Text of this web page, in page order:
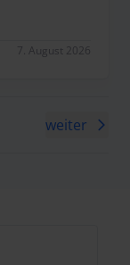
7. August 2026
6
weiter